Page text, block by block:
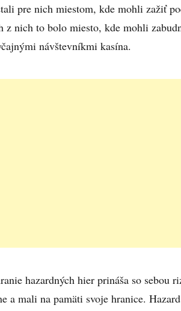
pre nich miestom, kde mohli zažiť
z nich to bolo miesto, kde mohli
návštevníkmi kasína.
hazardných hier prináša so sebou
a mali na pamäti svoje hranice.